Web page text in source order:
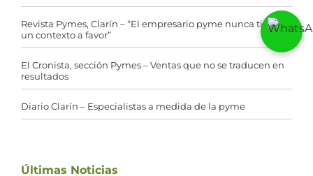
Revista Pymes, Clarín – “El empresario pyme nunca tiene
un contexto a favor”
El Cronista, sección Pymes – Ventas que no se traducen en
resultados
Diario Clarín – Especialistas a medida de la pyme
Últimas Noticias